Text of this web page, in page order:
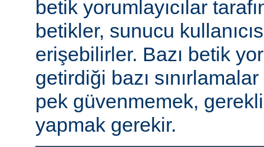
betik yorumlayıcılar
betikler, sunucu
erişebilirler. Bazı betik
getirdiği bazı
pek güvenmemek,
yapmak gerekir.